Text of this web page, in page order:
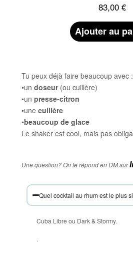
83,00 €
Ajouter au
Tu peux déjà faire beaucoup avec :
•un doseur(ou cuillère)
•un presse-citron
•une cuillère
•beaucoup de glace
Le shaker est cool, mais pas
Une question? On te répond en DM sur
Quel cocktail au rhum est le plus
Cuba Libre ou Dark & Stormy.
.